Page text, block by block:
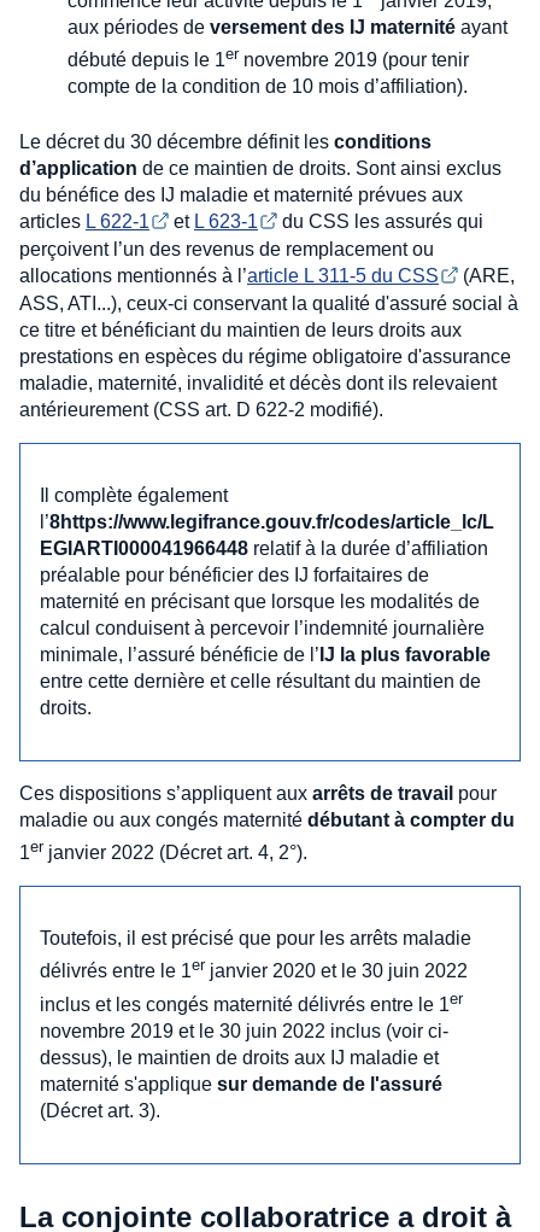
aux périodes de versement des IJ maternité ayant
débuté depuis le 1er novembre 2019 (pour tenir
compte de la condition de 10 mois d’affiliation).
Le décret du 30 décembre définit les conditions
d’application de ce maintien de droits. Sont ainsi exclus
du bénéfice des IJ maladie et maternité prévues aux
articles L 622-1 et L 623-1
du CSS les assurés qui
perçoivent l’un des revenus de remplacement ou
allocations mentionnés à l’article L 311-5 du CSS
(ARE,
ASS, ATI...), ceux-ci conservant la qualité d'assuré social à
ce titre et bénéficiant du maintien de leurs droits aux
prestations en espèces du régime obligatoire d'assurance
maladie, maternité, invalidité et décès dont ils relevaient
antérieurement (CSS art. D 622-2 modifié).
Il complète également
l’8https://www.legifrance.gouv.fr/codes/article_lc/L
EGIARTI000041966448 relatif à la durée d’affiliation
préalable pour bénéficier des IJ forfaitaires de
maternité en précisant que lorsque les modalités de
calcul conduisent à percevoir l’indemnité journalière
minimale, l’assuré bénéficie de l’ IJ la plus favorable
entre cette dernière et celle résultant du maintien de
droits.
Ces dispositions s’appliquent aux arrêts de travail pour
maladie ou aux congés maternité débutant à compter du
1er janvier 2022 (Décret art. 4, 2°).
Toutefois, il est précisé que pour les arrêts maladie
délivrés entre le 1er janvier 2020 et le 30 juin 2022
inclus et les congés maternité délivrés entre le 1er
novembre 2019 et le 30 juin 2022 inclus (voir ci-
dessus), le maintien de droits aux IJ maladie et
maternité s'applique sur demande de l'assuré
(Décret art. 3).
La conjointe collaboratrice a droit à